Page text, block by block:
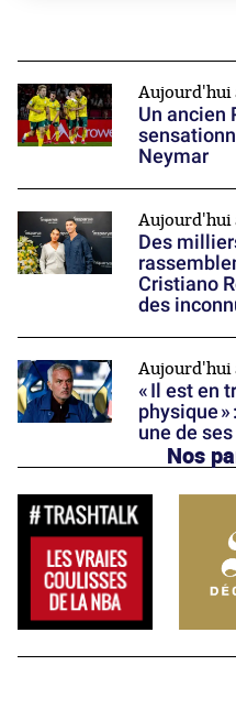
Aujourd'hui
Un ancien
Neymar
Aujourd'hui
Des
Cristiano
des
Aujourd'hui
« Il est en
physique
une de
Nos